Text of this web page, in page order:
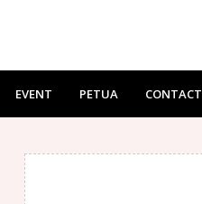
EVENT PETUA CONTACT